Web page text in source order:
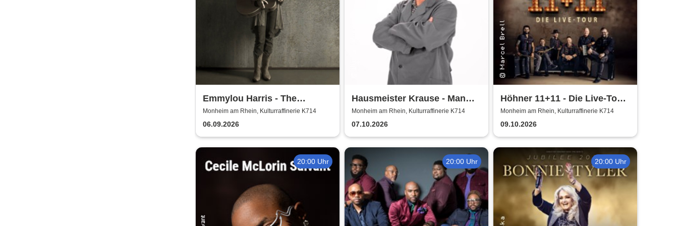
Emmylou Harris - The
European Farewell Tour
Monheim am Rhein, Kulturraffinerie K714
06.09.2026
Hausmeister Krause - Man
lebt nur zweimal
Monheim am Rhein, Kulturraffinerie K714
07.10.2026
Höhner 11+11 - Die Live-Tour
2025/26
Monheim am Rhein, Kulturraffinerie K714
09.10.2026
20:00 Uhr 20:00 Uhr 20:00 Uhr